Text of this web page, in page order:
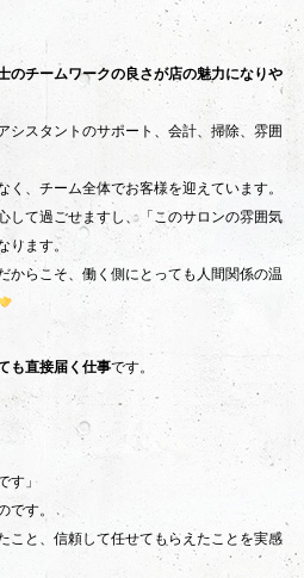
のチームワークの良さが店の魅力になりや
シスタントのサポート、会計、掃除、雰囲
、チーム全体でお客様を迎えています。
して過ごせますし、「このサロンの雰囲気
ります。
からこそ、働く側にとっても人間関係の温
も直接届く仕事です。
す」
です。
こと、信頼して任せてもらえたことを実感